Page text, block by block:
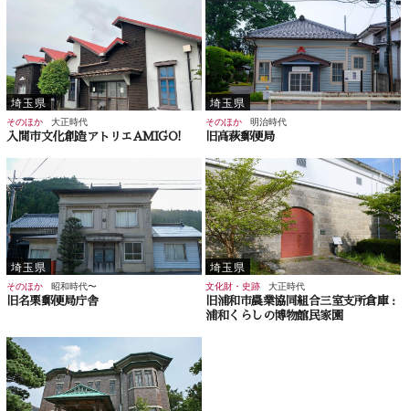
埼玉県
そのほか 大正時代
入間市文化創造アトリエAMIGO!
埼玉県
そのほか 明治時代
旧高萩郵便局
埼玉県
そのほか 昭和時代〜
旧名栗郵便局庁舎
埼玉県
文化財・史跡 大正時代
旧浦和市農業協同組合三室支所倉庫 :
浦和くらしの博物館民家園